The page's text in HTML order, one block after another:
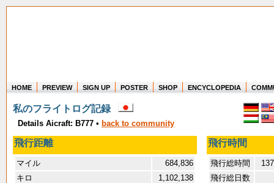
Where in the world have you flown?
How long have you been in the air?
Create your own FlightMemory and see!
HOME PREVIEW SIGN UP POSTER SHOP ENCYCLOPEDIA
私のフライトログ記録
Details Aicraft: B777 • back to community
飛行距離 飛行時間
マイル
684,836
キロ
1,102,138
飛行総時間
飛行総日数